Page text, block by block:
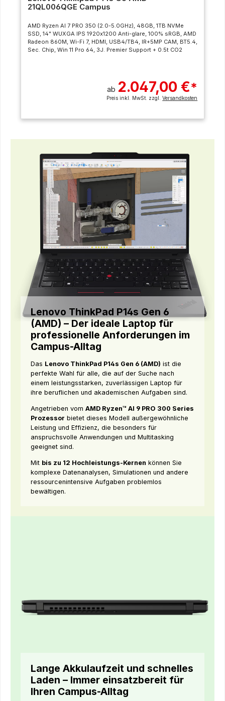
21QL006QGE Campus
AMD Ryzen AI 7 PRO 350 (2.0-5.0GHz), 48GB, 1TB NVMe
SSD, 14" WUXGA IPS 1920x1200 Anti-glare, 100% sRGB, AMD
Radeon 860M, Wi-Fi 7, HDMI, USB4/TB4, IR+5MP CAM, BT5.4,
Sec. Chip, Win 11 Pro 64, 3J. Premier Support + 0.5t CO2
ab 2.047,00 €*
Preis inkl. MwSt. zzgl.Versandkosten
Lenovo ThinkPad P14s Gen 6
(AMD) – Der ideale Laptop für
professionelle Anforderungen im
Campus-Alltag
Das Lenovo ThinkPad P14s Gen 6 (AMD) ist die
perfekte Wahl für alle, die auf der Suche nach
einem leistungsstarken, zuverlässigen Laptop für
ihre beruflichen und akademischen Aufgaben sind.
Angetrieben vom AMD Ryzen™ AI 9 PRO 300 Series
Prozessor bietet dieses Modell außergewöhnliche
Leistung und Effizienz, die besonders für
anspruchsvolle Anwendungen und Multitasking
geeignet sind.
Mit bis zu 12 Hochleistungs-Kernen können Sie
komplexe Datenanalysen, Simulationen und andere
ressourcenintensive Aufgaben problemlos
bewältigen.
Lange Akkulaufzeit und schnelles
Laden – Immer einsatzbereit für
Ihren Campus-Alltag